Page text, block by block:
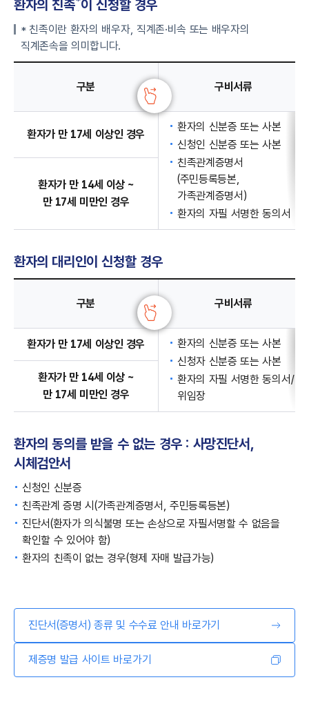
환자의 친족 이 신청할 경우
* 친족이란 환자의 배우자, 직계존·비속 또는 배우자의
직계존속을 의미합니다.
환자의 친족이 신청할 경우의 구비서류 - 구분, 구비서류, 양식 다운로드 정보 제공
구분 구비서류
환자가 만 17세 이상인 경우
환자의 신분증 또는 사본
신청인 신분증 또는 사본
친족관계증명서
(주민등록등본,
가족관계증명서)
환자의 자필 서명한 동의서
환자가 만 14세 이상 ~
만 17세 미만인 경우
환자의 대리인이 신청할 경우
환자의 대리인이 신청할 경우의 구비서류 - 구분, 구비서류, 양식 다운로드 정보 제공
구분 구비서류
환자가 만 17세 이상인 경우
환자의 신분증 또는 사본
신청자 신분증 또는 사본
환자의 자필 서명한 동의서/
위임장
환자가 만 14세 이상 ~
만 17세 미만인 경우
환자의 동의를 받을 수 없는 경우 : 사망진단서,
시체검안서
신청인 신분증
친족관계 증명 시(가족관계증명서, 주민등록등본)
진단서(환자가 의식불명 또는 손상으로 자필서명할 수 없음을
확인할 수 있어야 함)
환자의 친족이 없는 경우(형제 자매 발급가능)
진단서(증명서) 종류 및 수수료 안내 바로가기
제증명 발급 사이트 바로가기